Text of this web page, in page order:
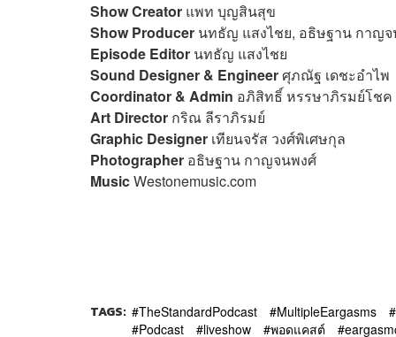
Show Creator แพท บุญสินสุข
Show Producer นทธัญ แสงไชย, อธิษฐาน กาญ
Episode Editor นทธัญ แสงไชย
Sound Designer & Engineerศุภณัฐ เดชะอำไพ
Coordinator & Admin อภิสิทธิ์​ หรรษาภิรมย์โชค
Art Director กริณ ลีราภิรมย์
Graphic Designer เทียนจรัส วงศ์พิเศษกุล
Photographer อธิษฐาน กาญจนพงศ์
MusicWestonemusic.com
TAGS: TheStandardPodcast MultipleEargasms
Podcast
liveshow พอดแคสต์